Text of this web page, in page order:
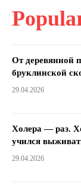
От деревянной
бруклинской
29.04.2026
Холера — раз.
учился
29.04.2026